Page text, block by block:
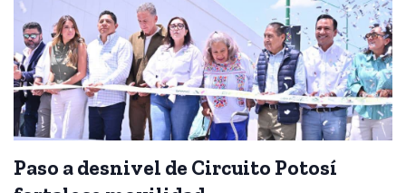
Paso a desnivel de Circuito Potosí